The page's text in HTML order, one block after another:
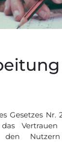
Gesetzes Nr.
den